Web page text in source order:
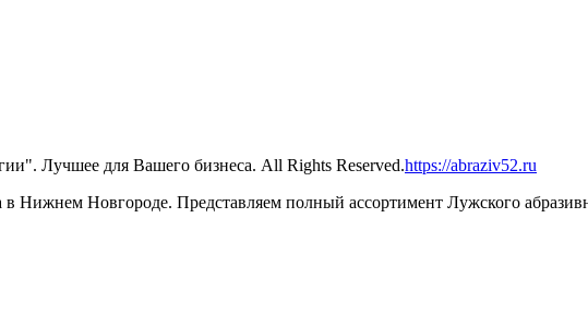
Лучшее для Вашего бизнеса. All Rights Reserved.https://abraziv52.ru
Нижнем Новгороде. Представляем полный ассортимент Лужского